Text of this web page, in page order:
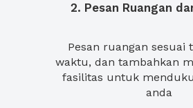
2. Pesan Ruangan
Pesan ruangan sesuai
waktu, dan tambahkan
fasilitas untuk
anda